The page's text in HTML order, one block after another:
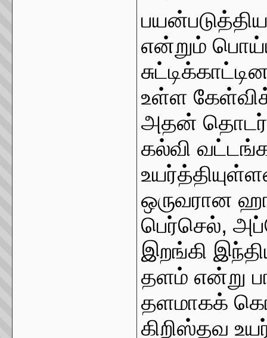
என்றும்
உள்ள
அதன்
கல்வி
ஒருவரான
பெர்செல்,
இறங்கி
தளம் என்று
தளமாகக்
கிறிஸ்தவ